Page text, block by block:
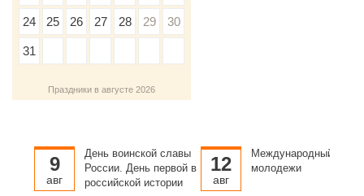
24 25 26 27 28 29 30
31
Праздники в августе 2026
9
авг
День воинской славы
России. День первой в
российской истории
12
авг
Международный день
молодежи